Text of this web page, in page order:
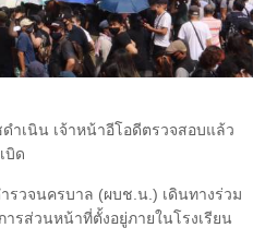
ำเนิน เจ้าหน้าอีโอดีตรวจสอบแล้ว
บิด
รวจนครบาล (ผบช.น.) เดินทางร่วม
ส่วนหน้าที่ตั้งอยู่ภายในโรงเรียน